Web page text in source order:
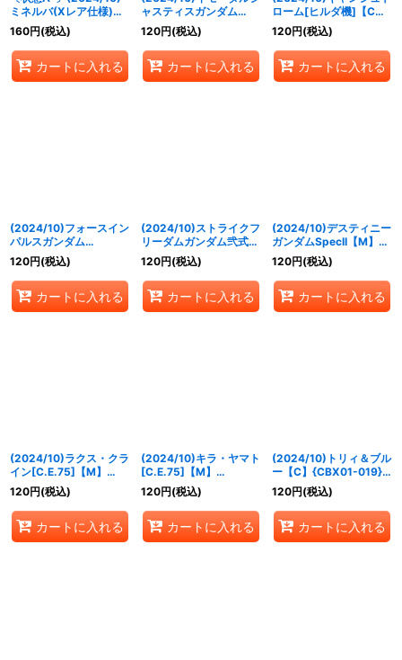
ミネルバ(Xレア仕様)
【R】{CB16-070}
《白》
160円(税込)
カートに入れる
ャスティスガンダム
【R】{CBX01-003}
《白》
120円(税込)
カートに入れる
ローム[ヒルダ機]【C】
{CBX01-005}《白》
120円(税込)
カートに入れる
(2024/10)フォースイン
パルスガンダム
SpecII【M】{CBX01-
008}《白》
120円(税込)
カートに入れる
(2024/10)ストライクフ
リーダムガンダム弐式
【M】{CBX01-010}
《白》
120円(税込)
カートに入れる
(2024/10)デスティニー
ガンダムSpecII【M】
{CBX01-011}《白》
120円(税込)
カートに入れる
(2024/10)ラクス・クラ
イン[C.E.75]【M】
{CBX01-012}《白》
120円(税込)
カートに入れる
(2024/10)キラ・ヤマト
[C.E.75]【M】
{CBX01-015}《白》
120円(税込)
カートに入れる
(2024/10)トリィ＆ブル
ー【C】{CBX01-019}
《白》
120円(税込)
カートに入れる